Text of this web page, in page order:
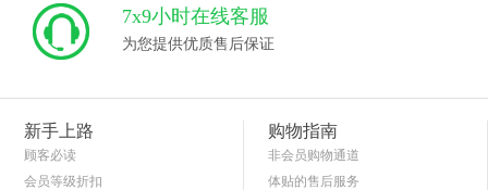
7x9小时在线客服
为您提供优质售后保证
新手上路
顾客必读
会员等级折扣
购物指南
非会员购物通道
体贴的售后服务